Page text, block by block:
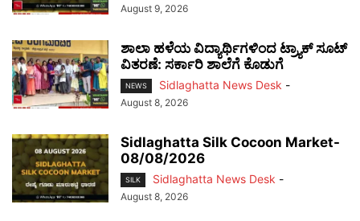
August 9, 2026
ಶಾಲಾ ಹಳೆಯ ವಿದ್ಯಾರ್ಥಿಗಳಿಂದ ಟ್ರ್ಯಾಕ್‌ ಸೂಟ್
ವಿತರಣೆ: ಸರ್ಕಾರಿ ಶಾಲೆಗೆ ಕೊಡುಗೆ
NEWS Sidlaghatta News Desk -
August 8, 2026
Sidlaghatta Silk Cocoon Market-
08/08/2026
SILK Sidlaghatta News Desk -
August 8, 2026